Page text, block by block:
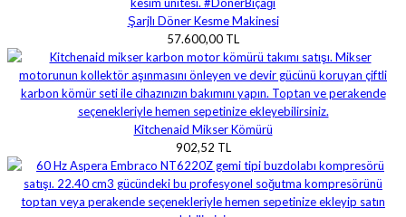
Şarjlı Döner Kesme Makinesi
57.600,00 TL
Kitchenaid Mikser Kömürü
902,52 TL